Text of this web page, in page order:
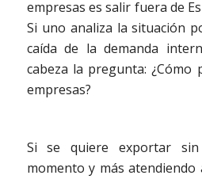
empresas es salir fuera de
Si uno analiza la situación
caída de la demanda
cabeza la pregunta: ¿Cómo
empresas?
Si se quiere exportar
momento y más